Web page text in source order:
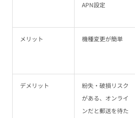
APN設定
メリット 機種変更が簡単
デメリット
紛失・破損リスク
がある、オンライ
ンだと郵送を待た